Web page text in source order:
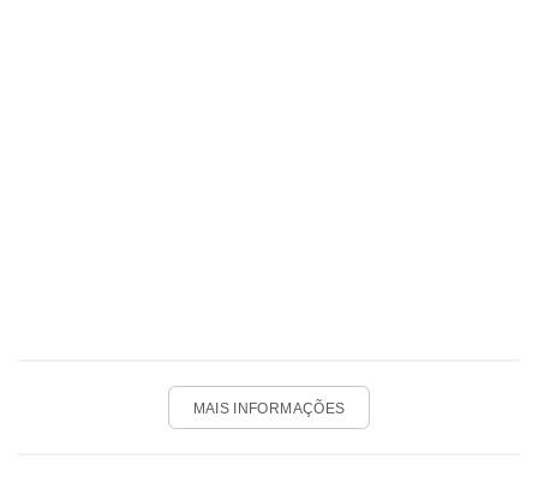
MAIS INFORMAÇÕES